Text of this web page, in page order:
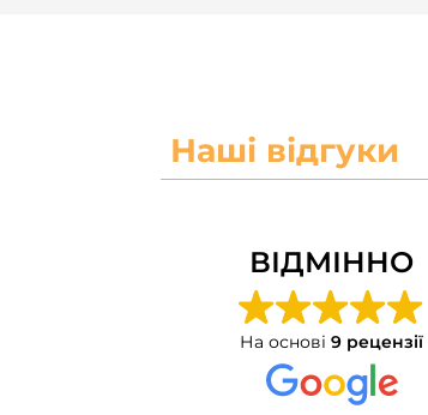
Наші відгуки
ВІДМІННО
На основі9 рецензії